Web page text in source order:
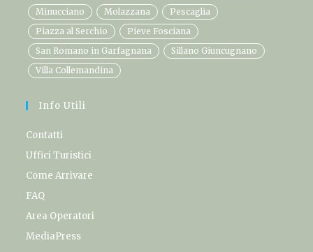
Minucciano
Molazzana
Pescaglia
Piazza al Serchio
Pieve Fosciana
San Romano in Garfagnana
Sillano Giuncugnano
Villa Collemandina
Info Utili
Contatti
Uffici Turistici
Come Arrivare
FAQ
Area Operatori
MediaPress